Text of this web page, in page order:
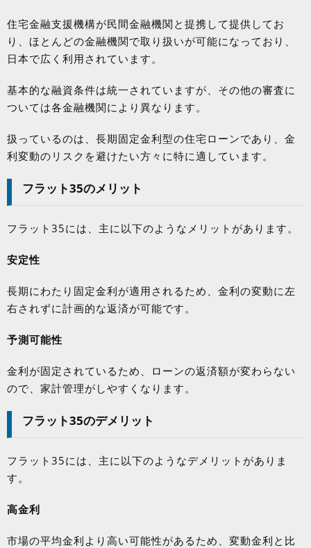
住宅金融支援機構が民間金融機関と提携して提供してお
り、ほとんどの金融機関で取り扱いが可能になっており、
日本で広く利用されています。
基本的な融資条件は統一されていますが、その他の審査に
ついては各金融機関により異なります。
扱っているのは、長期固定金利型の住宅ローンであり、金
利変動のリスクを避けたい方々に特に適しています。
フラット35のメリット
フラット 35には、主に以下のようなメリットがあります。
安定性
長期にわたり固定金利が適用されるため、金利の変動に左
右されずに計画的な返済が可能です。
予測可能性
金利が固定されているため、ローンの返済額が変わらない
ので、家計管理がしやすくなります。
フラット35のデメリット
フラット 35には、主に以下のようなデメリットがありま
す。
高金利
市場の平均金利より高い可能性があるため、変動金利と比